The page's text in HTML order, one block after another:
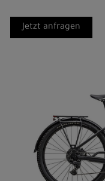
Jetzt anfragen